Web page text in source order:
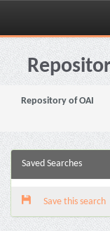
Skip
navigation
Repository of OAI
Saved Searches
Save this search